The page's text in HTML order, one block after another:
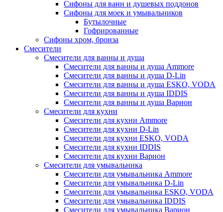
Сифоны для ванн и душевых поддонов
Сифоны для моек и умывальников
Бутылочные
Гофрированные
Сифоны хром, бронза
Смесители
Смесители для ванны и душа
Смесители для ванны и душа Ammore
Смесители для ванны и душа D-Lin
Смесители для ванны и душа ESKO, VODA
Смесители для ванны и душа IDDIS
Смесители для ванны и душа Варион
Смесители для кухни
Смесители для кухни Ammore
Смесители для кухни D-Lin
Смесители для кухни ESKO, VODA
Смесители для кухни IDDIS
Смесители для кухни Варион
Смесители для умывальника
Cмесители для умывальника Ammore
Смесители для умывальника D-Lin
Смесители для умывальника ESKO, VODA
Смесители для умывальника IDDIS
Смесители для умывальника Варион